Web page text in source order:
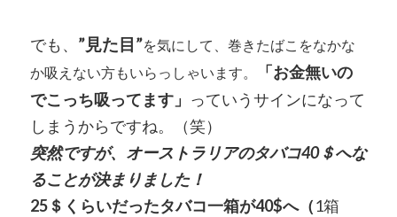
でも、 ”見た目”を気にして、巻きたばこをなかな
か吸えない方もいらっしゃいます。
「お金無いの
でこっち吸ってます」 っていうサインになって
しまうからですね。（笑）
突然ですが、オーストラリアのタバコ40＄へな
ることが決まりました！
25＄くらいだったタバコ一箱が40$へ（1箱